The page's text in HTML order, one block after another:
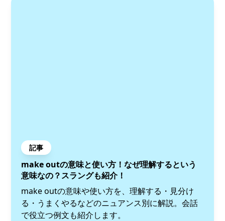
記事
make outの意味と使い方！なぜ理解するという
意味なの？スラングも紹介！
make outの意味や使い方を、理解する・見分け
る・うまくやるなどのニュアンス別に解説。会話
で役立つ例文も紹介します。